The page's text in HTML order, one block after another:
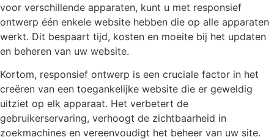
voor verschillende apparaten, kunt u met responsief
ontwerp één enkele website hebben die op alle apparaten
werkt. Dit bespaart tijd, kosten en moeite bij het updaten
en beheren van uw website.
Kortom, responsief ontwerp is een cruciale factor in het
creëren van een toegankelijke website die er geweldig
uitziet op elk apparaat. Het verbetert de
gebruikerservaring, verhoogt de zichtbaarheid in
zoekmachines en vereenvoudigt het beheer van uw site.